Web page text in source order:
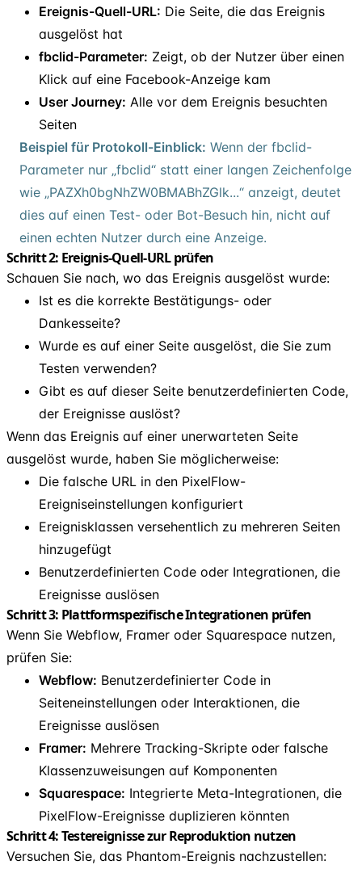
Ereignis-Quell-URL: Die Seite, die das Ereignis
ausgelöst hat
fbclid-Parameter: Zeigt, ob der Nutzer über einen
Klick auf eine Facebook-Anzeige kam
User Journey: Alle vor dem Ereignis besuchten
Seiten
Beispiel für Protokoll-Einblick: Wenn der fbclid-
Parameter nur „fbclid“ statt einer langen Zeichenfolge
wie „PAZXh0bgNhZW0BMABhZGlk...“ anzeigt, deutet
dies auf einen Test- oder Bot-Besuch hin, nicht auf
einen echten Nutzer durch eine Anzeige.
Schritt 2: Ereignis-Quell-URL prüfen
Schauen Sie nach, wo das Ereignis ausgelöst wurde:
Ist es die korrekte Bestätigungs- oder
Dankesseite?
Wurde es auf einer Seite ausgelöst, die Sie zum
Testen verwenden?
Gibt es auf dieser Seite benutzerdefinierten Code,
der Ereignisse auslöst?
Wenn das Ereignis auf einer unerwarteten Seite
ausgelöst wurde, haben Sie möglicherweise:
Die falsche URL in den PixelFlow-
Ereigniseinstellungen konfiguriert
Ereignisklassen versehentlich zu mehreren Seiten
hinzugefügt
Benutzerdefinierten Code oder Integrationen, die
Ereignisse auslösen
Schritt 3: Plattformspezifische Integrationen prüfen
Wenn Sie Webflow, Framer oder Squarespace nutzen,
prüfen Sie:
Webflow: Benutzerdefinierter Code in
Seiteneinstellungen oder Interaktionen, die
Ereignisse auslösen
Framer: Mehrere Tracking-Skripte oder falsche
Klassenzuweisungen auf Komponenten
Squarespace: Integrierte Meta-Integrationen, die
PixelFlow-Ereignisse duplizieren könnten
Schritt 4: Testereignisse zur Reproduktion nutzen
Versuchen Sie, das Phantom-Ereignis nachzustellen: